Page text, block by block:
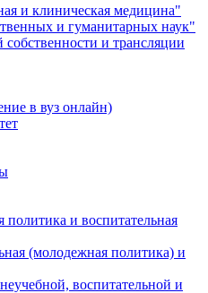
и клиническая медицина"
и гуманитарных наук"
и трансляции
в вуз онлайн)
и воспитательная
(молодежная политика) и
воспитательной и